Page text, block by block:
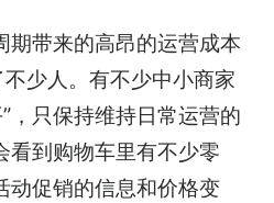
期带来的高昂的运营成本
少人。有不少中小商家
，只保持维持日常运营的
看到购物车里有不少零
动促销的信息和价格变